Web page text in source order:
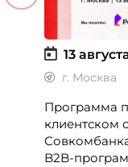
13
г. Москва
Программа
клиентском
B2B-